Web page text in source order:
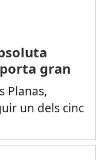
gran
Planas,
un dels cinc